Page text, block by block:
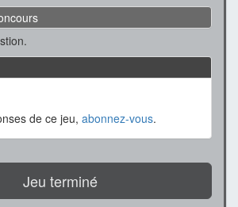
de ce jeu, abonnez-vous.
Jeu terminé